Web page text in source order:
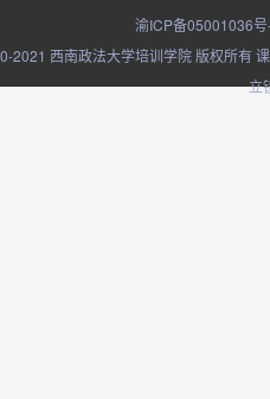
渝ICP备05001036
2021 西南政法大学培训学院 版权所有
立